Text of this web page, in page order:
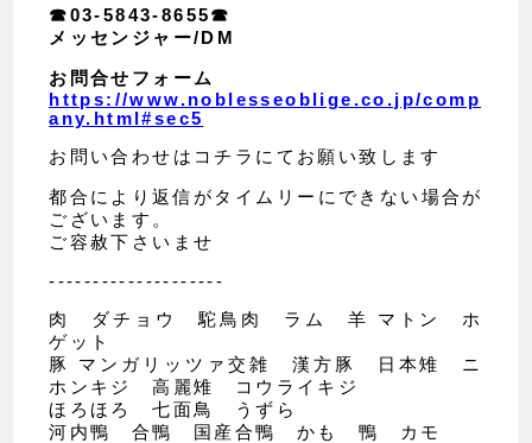
☎︎03-5843-8655☎︎
メッセンジャー/DM
お問合せフォーム
https://www.noblesseoblige.co.jp/comp
any.html#sec5
お問い合わせはコチラにてお願い致します
都合により返信がタイムリーにできない場合が
ございます。
ご容赦下さいませ
--------------------
肉 ダチョウ 駝鳥肉 ラム 羊 マトン ホ
ゲット
豚 マンガリッツァ交雑 漢方豚 日本雉 ニ
ホンキジ 高麗雉 コウライキジ
ほろほろ 七面鳥 うずら
河内鴨 合鴨 国産合鴨 かも 鴨 カモ